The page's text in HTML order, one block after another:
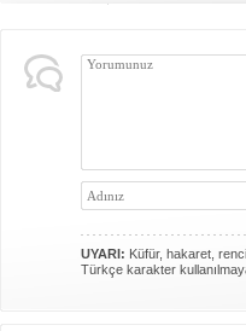
UYARI: Küfür, hakaret,
Türkçe karakter